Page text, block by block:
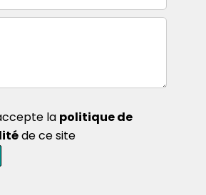
la politique de
de ce site